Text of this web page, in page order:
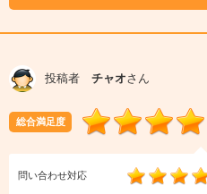
投稿者 チャオさん
総合満足度
問い合わせ対応